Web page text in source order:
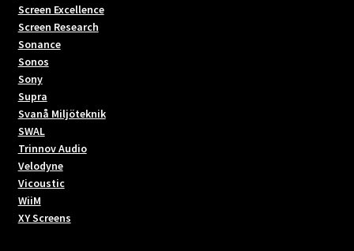
Screen Excellence
Screen Research
Sonance
Sonos
Sony
Supra
Svanå Miljöteknik
SWAL
Trinnov Audio
Velodyne
Vicoustic
WiiM
XY Screens